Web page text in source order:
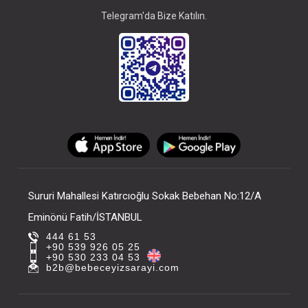
Telegram'da Bize Katılın.
Sururi Mahallesi Katırcıoğlu Sokak Bebehan No:12/A
Eminönü Fatih/İSTANBUL
444 61 53
+90 539 926 05 25
+90 530 233 04 53
b2b@bebeceyizsarayi.com